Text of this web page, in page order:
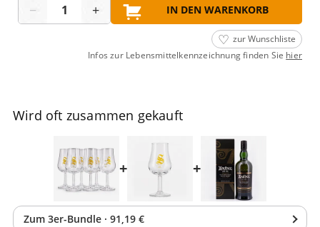
− + IN DEN WARENKORB
zur Wunschliste
Infos zur Lebensmittelkennzeichnung finden Sie hier
Wird oft zusammen gekauft
+ +
Zum 3er-Bundle · 91,19 €